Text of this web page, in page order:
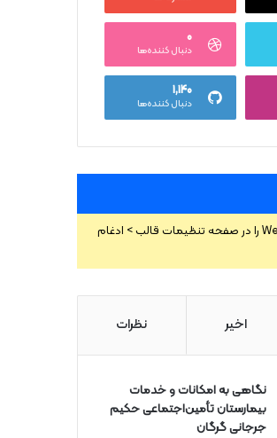
۰
دنبال کننده‌ها
۱,۱۴۰
دنبال کننده‌ها
شما باید Weather API Key را در صفحه تنظیمات قالب > ادغام
اخیر نظرات
نگاهی به امکانات و خدمات
بیمارستان تأمین‌اجتماعی حکیم
جرجانی گرگان